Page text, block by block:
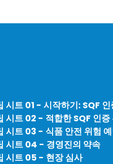
시트 01 - 시작하기: SQF 인
시트 02 - 적합한 SQF 인증
시트 03 - 식품 안전 위험
시트 04 - 경영진의 약속
시트 05 - 현장 심사